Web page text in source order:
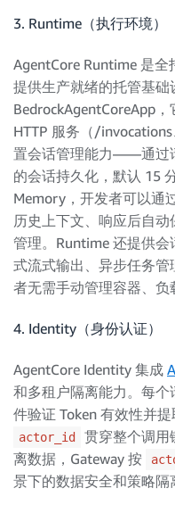
3. Runtime（执行环境）
AgentCore Runtime 是
提供生产就绪的托管基
BedrockAgentCoreApp
HTTP 服务（/
置会话管理能力——通过
的会话持久化，默认 15
Memory，开发者可以通
历史上下文、响应后自
管理。Runtime 还提供会
式流式输出、异步任务
者无需手动管理容器、负
4. Identity（身份认证）
AgentCore Identity 集成
和多租户隔离能力。每个
件验证 Token 有效性并提
actor_id 贯穿整个调用
离数据，Gateway 按
景下的数据安全和策略隔